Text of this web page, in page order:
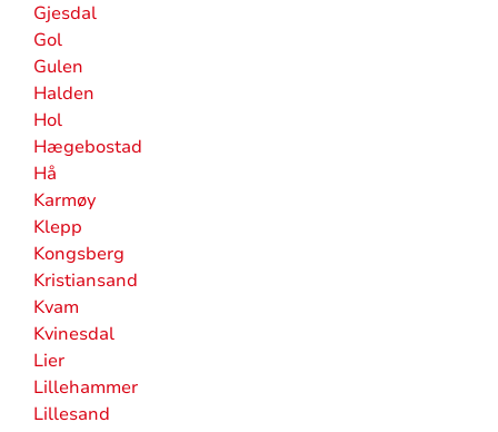
Gjesdal
Gol
Gulen
Halden
Hol
Hægebostad
Hå
Karmøy
Klepp
Kongsberg
Kristiansand
Kvam
Kvinesdal
Lier
Lillehammer
Lillesand